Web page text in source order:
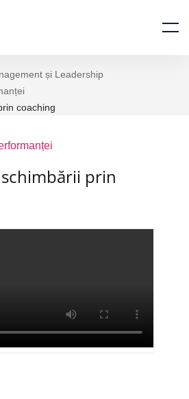
și Leadership
coaching
prin